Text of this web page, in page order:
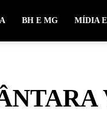
BH E MG MÍDIA